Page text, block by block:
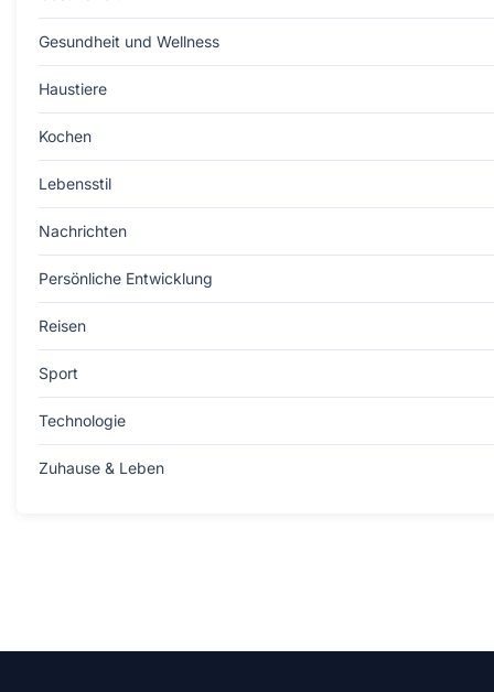
Gesundheit und Wellness
Haustiere
Kochen
Lebensstil
Nachrichten
Persönliche Entwicklung
Reisen
Sport
Technologie
Zuhause & Leben